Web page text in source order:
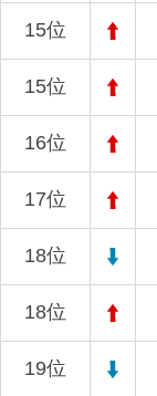
15位
15位
16位
17位
18位
18位
19位